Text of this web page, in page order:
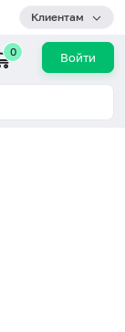
Клиентам
0 Войти